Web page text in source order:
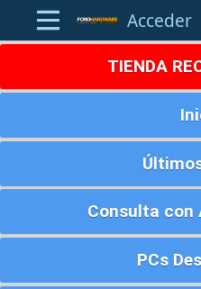
Acceder
TIENDA
Consulta con
PCs